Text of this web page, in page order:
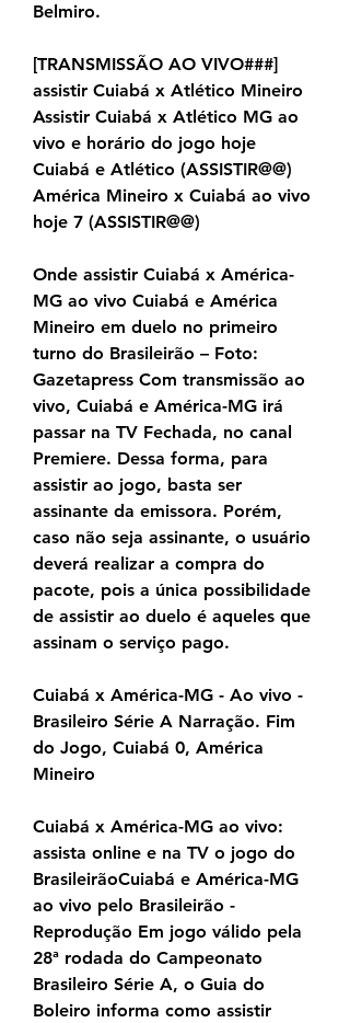
Belmiro.
[TRANSMISSÃO AO VIVO###]
assistir Cuiabá x Atlético Mineiro
Assistir Cuiabá x Atlético MG ao
vivo e horário do jogo hoje
Cuiabá e Atlético (ASSISTIR@@)
América Mineiro x Cuiabá ao vivo
hoje 7 (ASSISTIR@@)
Onde assistir Cuiabá x América-
MG ao vivo Cuiabá e América
Mineiro em duelo no primeiro
turno do Brasileirão – Foto:
Gazetapress Com transmissão ao
vivo, Cuiabá e América-MG irá
passar na TV Fechada, no canal
Premiere. Dessa forma, para
assistir ao jogo, basta ser
assinante da emissora. Porém,
caso não seja assinante, o usuário
deverá realizar a compra do
pacote, pois a única possibilidade
de assistir ao duelo é aqueles que
assinam o serviço pago.
Cuiabá x América-MG - Ao vivo -
Brasileiro Série A Narração. Fim
do Jogo, Cuiabá 0, América
Mineiro
Cuiabá x América-MG ao vivo:
assista online e na TV o jogo do
BrasileirãoCuiabá e América-MG
ao vivo pelo Brasileirão -
Reprodução Em jogo válido pela
28ª rodada do Campeonato
Brasileiro Série A, o Guia do
Boleiro informa como assistir